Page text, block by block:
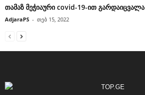
თამაზ მეჭიაური covid-19-ით გარდაიცვალა
AdjaraPS - თებ 15, 2022